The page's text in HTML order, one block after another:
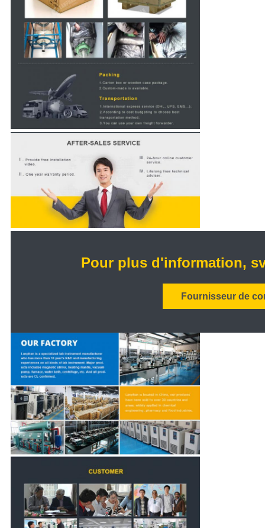
Pour plus d'information,
Fournisseur de